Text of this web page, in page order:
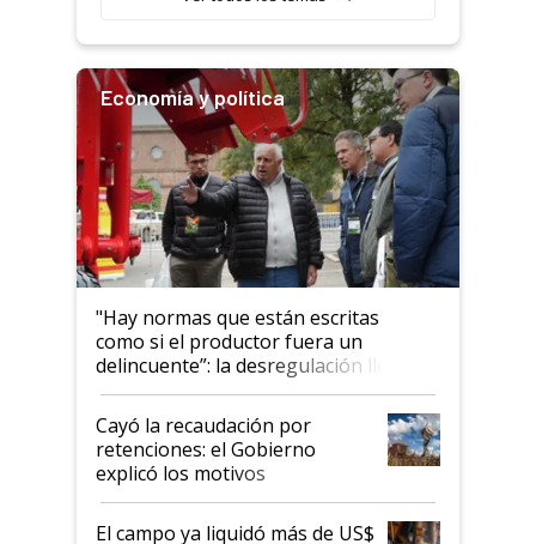
Economía y política
"Hay normas que están escritas
como si el productor fuera un
delincuente”: la desregulación llegó
al Congreso Aapresid y hasta se
habló del financiamiento al IPCVA
Cayó la recaudación por
retenciones: el Gobierno
explicó los motivos
El campo ya liquidó más de US$